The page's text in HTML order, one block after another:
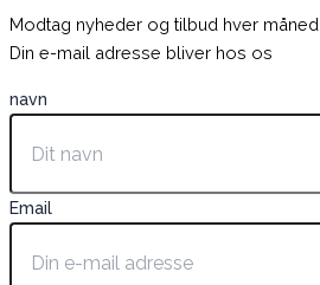
Modtag nyheder og tilbud hver måned
Din e-mail adresse bliver hos os
navn
Email